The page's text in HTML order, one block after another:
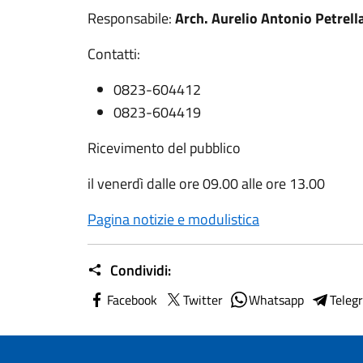
Responsabile:Arch. Aurelio Antonio
Contatti:
0823-604412
0823-604419
Ricevimento del pubblico
il venerdì dalle ore 09.00 alle ore 13.00
Pagina notizie e modulistica
Condividi:
Facebook Twitter Whatsapp